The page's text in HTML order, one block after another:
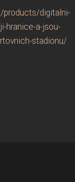
products/digitalni-
hranice-a-jsou-
stadionu/